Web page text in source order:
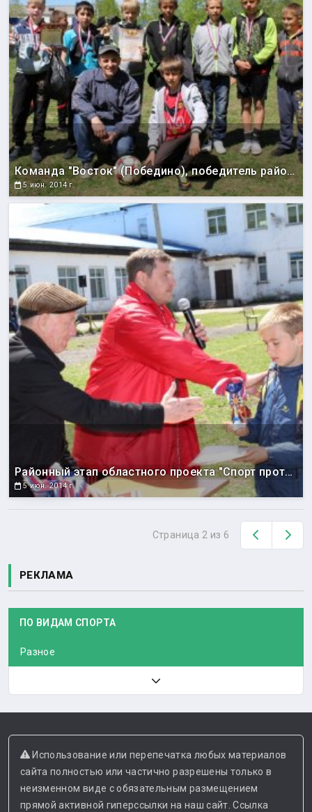
Команда "Восток" (Победино), победитель районного этапа областного проекта "Спорт против подворотни".
5 июн. 2014 г.
Районный этап областного проекта "Спорт против подворотни"
5 июн. 2014 г.
Страница 2 из 6 Назад
РЕКЛАМА
ПО ВИДАМ СПОРТА
Разное
Использование или перепечатка любых материалов
сайта полностью или частично разрешены только в
неизменном виде с обязательным размещением
прямой активной гиперссылки на наш сайт. Ссылка